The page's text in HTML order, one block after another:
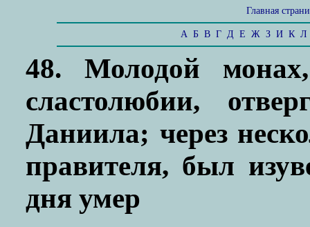
Главная
А Б В Г Д Е Ж З И К Л
48. Молодой
сластолюбии,
Даниила; через
правителя, был
дня умер